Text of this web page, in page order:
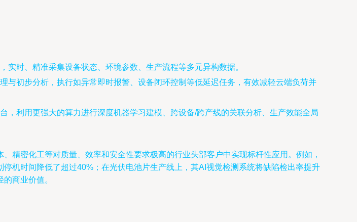
实时、精准采集设备状态、环境参数、生产流程等多元异构数据。
与初步分析，执行如异常即时报警、设备闭环控制等低延迟任务，有效减轻云端负荷并
，利用更强大的算力进行深度机器学习建模、跨设备/跨产线的关联分析、生产效能全局
精密化工等对质量、效率和安全性要求极高的行业头部客户中实现标杆性应用。例如，
机时间降低了超过40%；在光伏电池片生产线上，其AI视觉检测系统将缺陷检出率提升
商业价值。